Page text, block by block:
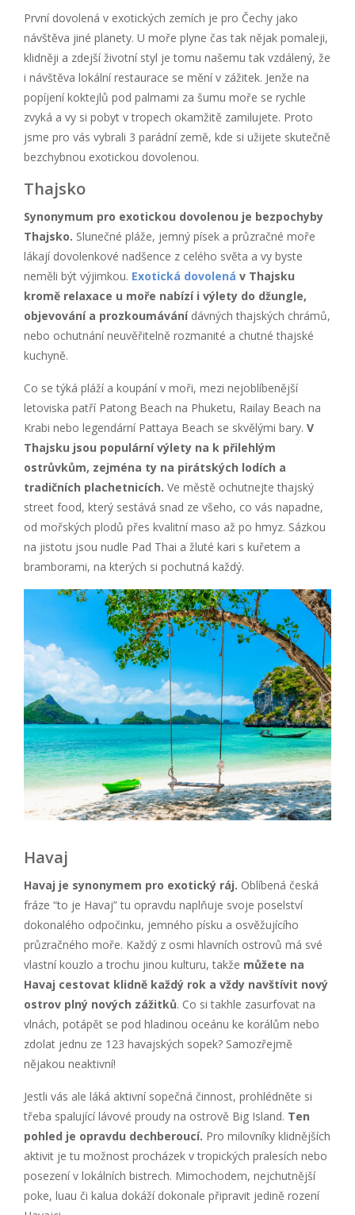
První dovolená v exotických zemích je pro Čechy jako
návštěva jiné planety. U moře plyne čas tak nějak pomaleji,
klidněji a zdejší životní styl je tomu našemu tak vzdálený, že
i návštěva lokální restaurace se mění v zážitek. Jenže na
popíjení koktejlů pod palmami za šumu moře se rychle
zvyká a vy si pobyt v tropech okamžitě zamilujete. Proto
jsme pro vás vybrali 3 parádní země, kde si užijete skutečně
bezchybnou exotickou dovolenou.
Thajsko
Synonymum pro exotickou dovolenou je bezpochyby
Thajsko. Slunečné pláže, jemný písek a průzračné moře
lákají dovolenkové nadšence z celého světa a vy byste
neměli být výjimkou. Exotická dovolená v Thajsku
kromě relaxace u moře nabízí i výlety do džungle,
objevování a prozkoumávánídávných thajských chrámů,
nebo ochutnání neuvěřitelně rozmanité a chutné thajské
kuchyně.
Co se týká pláží a koupání v moři, mezi nejoblíbenější
letoviska patří Patong Beach na Phuketu, Railay Beach na
Krabi nebo legendární Pattaya Beach se skvělými bary. V
Thajsku jsou populární výlety na k přilehlým
ostrůvkům, zejména ty na pirátských lodích a
tradičních plachetnicích. Ve městě ochutnejte thajský
street food, který sestává snad ze všeho, co vás napadne,
od mořských plodů přes kvalitní maso až po hmyz. Sázkou
na jistotu jsou nudle Pad Thai a žluté kari s kuřetem a
bramborami, na kterých si pochutná každý.
Havaj
Havaj je synonymem pro exotický ráj. Oblíbená česká
fráze “to je Havaj” tu opravdu naplňuje svoje poselství
dokonalého odpočinku, jemného písku a osvěžujícího
průzračného moře. Každý z osmi hlavních ostrovů má své
vlastní kouzlo a trochu jinou kulturu, takže můžete na
Havaj cestovat klidně každý rok a vždy navštívit nový
ostrov plný nových zážitků. Co si takhle zasurfovat na
vlnách, potápět se pod hladinou oceánu ke korálům nebo
zdolat jednu ze 123 havajských sopek? Samozřejmě
nějakou neaktivní!
Jestli vás ale láká aktivní sopečná činnost, prohlédněte si
třeba spalující lávové proudy na ostrově Big Island. Ten
pohled je opravdu dechberoucí. Pro milovníky klidnějších
aktivit je tu možnost procházek v tropických pralesích nebo
posezení v lokálních bistrech. Mimochodem, nejchutnější
poke, luau či kalua dokáží dokonale připravit jedině rození